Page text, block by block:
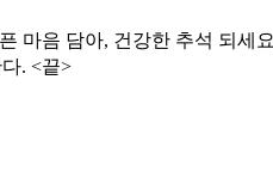
마음 담아, 건강한 추석 되세
. <끝>